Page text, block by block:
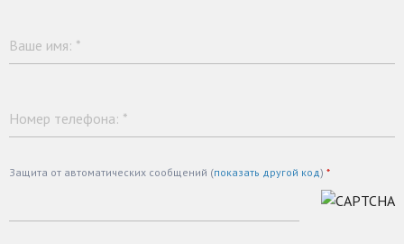
Ваше имя: *
Номер телефона: *
Защита от автоматических сообщений (показать другой код) *